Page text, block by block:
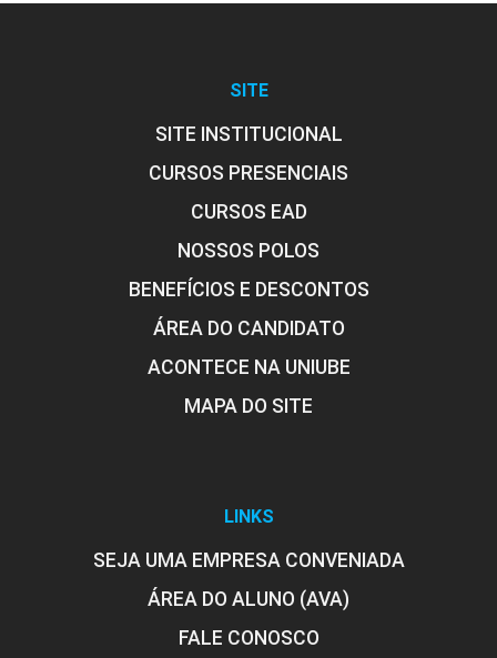
SITE
SITE INSTITUCIONAL
CURSOS PRESENCIAIS
CURSOS EAD
NOSSOS POLOS
BENEFÍCIOS E DESCONTOS
ÁREA DO CANDIDATO
ACONTECE NA UNIUBE
MAPA DO SITE
LINKS
SEJA UMA EMPRESA CONVENIADA
ÁREA DO ALUNO (AVA)
FALE CONOSCO